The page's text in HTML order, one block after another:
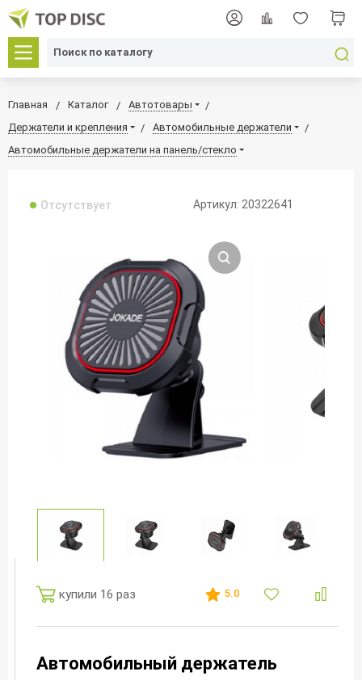
Главная Каталог
Автотовары
Держатели и крепления
Автомобильные держатели
Автомобильные держатели на панель/стекло
Отсутствует Артикул: 20322641
купили 16 раз 5.0
Автомобильный держатель